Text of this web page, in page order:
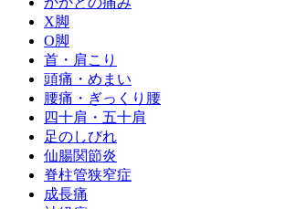
X脚
O脚
首・肩こり
頭痛・めまい
腰痛・ぎっくり腰
四十肩・五十肩
足のしびれ
仙腸関節炎
脊柱管狭窄症
成長痛